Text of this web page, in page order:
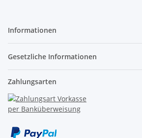
Informationen
Gesetzliche Informationen
Zahlungsarten